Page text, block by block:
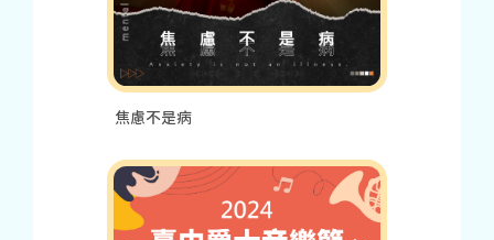
焦慮不是病